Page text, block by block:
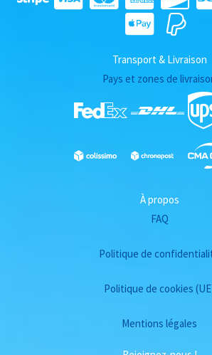
Transport & Livraison
Pays et zones de
À propos
FAQ
Politique de
Politique de cookies
Mentions légales